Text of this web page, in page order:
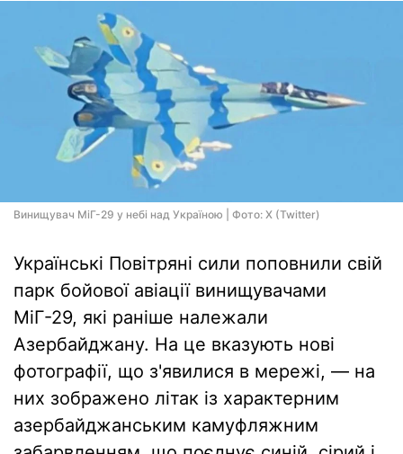
Винищувач МіГ-29 у небі над Україною | Фото: X (Twitter)
Українські Повітряні сили поповнили свій
парк бойової авіації винищувачами
МіГ-29, які раніше належали
Азербайджану. На це вказують нові
фотографії, що з'явилися в мережі, — на
них зображено літак із характерним
азербайджанським камуфляжним